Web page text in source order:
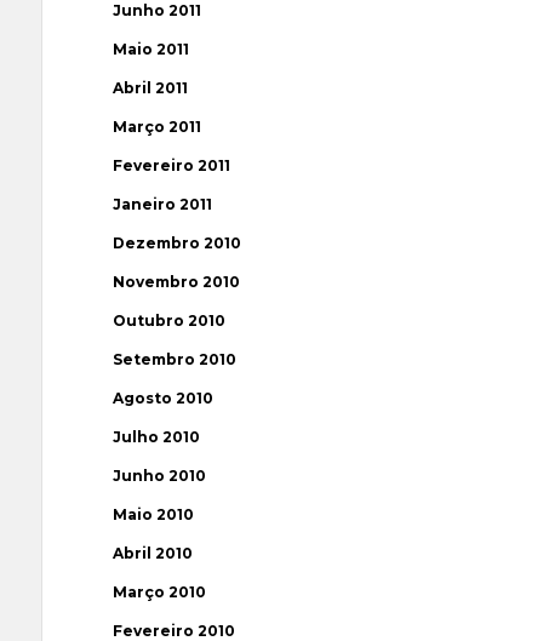
Junho 2011
Maio 2011
Abril 2011
Março 2011
Fevereiro 2011
Janeiro 2011
Dezembro 2010
Novembro 2010
Outubro 2010
Setembro 2010
Agosto 2010
Julho 2010
Junho 2010
Maio 2010
Abril 2010
Março 2010
Fevereiro 2010